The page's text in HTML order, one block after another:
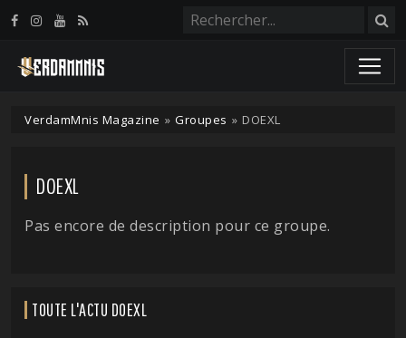
VerdamMnis Magazine » Groupes » DOEXL
DOEXL
Pas encore de description pour ce groupe.
TOUTE L'ACTU DOEXL
Panneau de gestion des cookies